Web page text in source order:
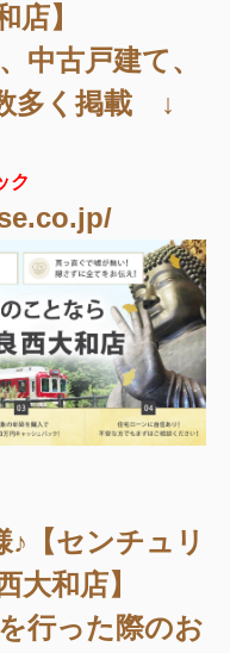
店】
中古戸建て、
多く掲載 ↓
ク
♪【センチュリ
大和店】
行った際のお